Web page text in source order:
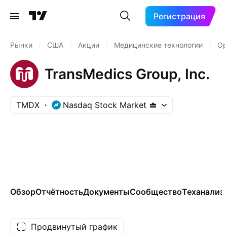
Регистрация
Рынки США Акции Медицинские технологии
TransMedics Group, Inc.
TMDX Nasdaq Stock Market
ОбзорОтчётностьДокументыСообществоТеханализ
Продвинутый график